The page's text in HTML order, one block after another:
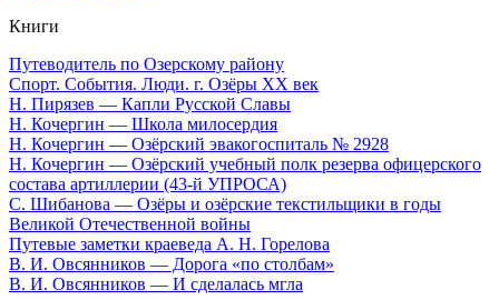
Книги
Путеводитель по Озерскому району
Спорт. События. Люди. г. Озёры XX век
Н. Пирязев — Капли Русской Славы
Н. Кочергин — Школа милосердия
Н. Кочергин — Озёрский эвакогоспиталь № 2928
Н. Кочергин — Озёрский учебный полк резерва офицерского
состава артиллерии (43-й УПРОСА)
С. Шибанова — Озёры и озёрские текстильщики в годы
Великой Отечественной войны
Путевые заметки краеведа А. Н. Горелова
В. И. Овсянников — Дорога «по столбам»
В. И. Овсянников — И сделалась мгла